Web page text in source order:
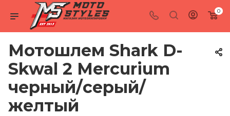
0
Мотошлем Shark D-
Skwal 2 Mercurium
черный/серый/
желтый